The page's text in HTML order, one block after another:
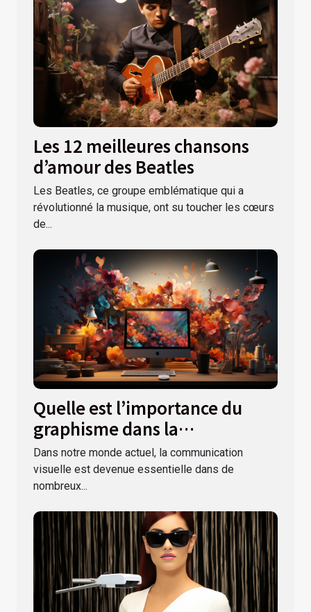
Les 12 meilleures chansons
d’amour des Beatles
Les Beatles, ce groupe emblématique qui a
révolutionné la musique, ont su toucher les cœurs
de...
Quelle est l’importance du
graphisme dans la
communication visuelle ?
Dans notre monde actuel, la communication
visuelle est devenue essentielle dans de
nombreux...